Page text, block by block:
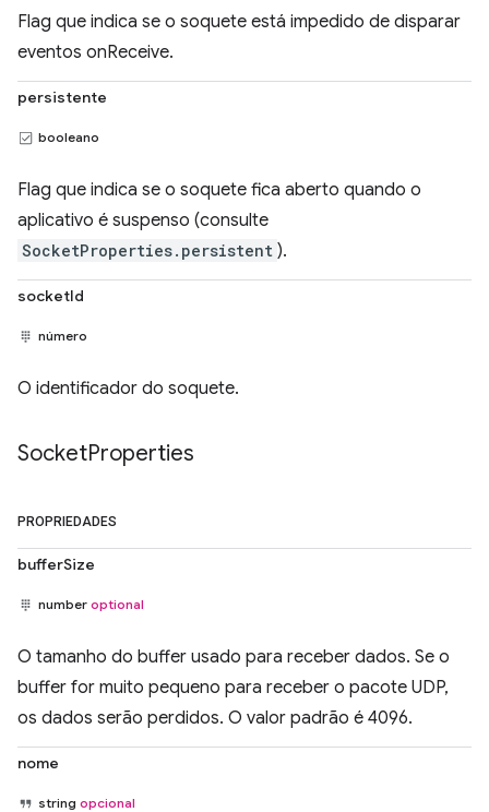
Flag que indica se o soquete está impedido de disparar
eventos onReceive.
persistente
booleano
Flag que indica se o soquete fica aberto quando o
aplicativo é suspenso (consulte
SocketProperties.persistent ).
socketId
número
O identificador do soquete.
SocketProperties
PROPRIEDADES
bufferSize
number optional
O tamanho do buffer usado para receber dados. Se o
buffer for muito pequeno para receber o pacote UDP,
os dados serão perdidos. O valor padrão é 4096.
nome
string opcional